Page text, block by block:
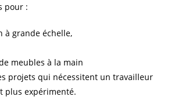
pour :
à grande échelle,
meubles à la main
projets qui nécessitent un travailleur
plus expérimenté.